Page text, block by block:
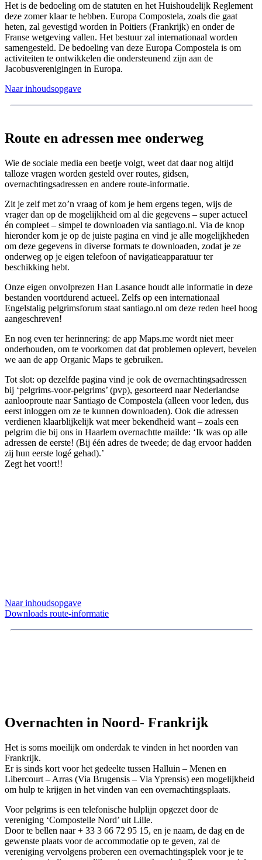
Het is de bedoeling om de statuten en het Huishoudelijk Reglement
deze zomer klaar te hebben. Europa Compostela, zoals die gaat
heten, zal gevestigd worden in Poitiers (Frankrijk) en onder de
Franse wetgeving vallen. Het bestuur zal internationaal worden
samengesteld. De bedoeling van deze Europa Compostela is om
activiteiten te ontwikkelen die ondersteunend zijn aan de
Jacobusverenigingen in Europa.
Naar inhoudsopgave
Route en adressen mee onderweg
Wie de sociale media een beetje volgt, weet dat daar nog altijd
talloze vragen worden gesteld over routes, gidsen,
overnachtingsadressen en andere route-informatie.
Zit je zelf met zo’n vraag of kom je hem ergens tegen, wijs de
vrager dan op de mogelijkheid om al die gegevens – super actueel
én compleet – simpel te downloaden via santiago.nl. Via de knop
hieronder kom je op de juiste pagina en vind je alle mogelijkheden
om deze gegevens in diverse formats te downloaden, zodat je ze
onderweg op je eigen telefoon of navigatieapparatuur ter
beschikking hebt.
Onze eigen onvolprezen Han Lasance houdt alle informatie in deze
bestanden voortdurend actueel. Zelfs op een internationaal
Engelstalig pelgrimsforum staat santiago.nl om deze reden heel hoog
aangeschreven!
En nog even ter herinnering: de app Maps.me wordt niet meer
onderhouden, om te voorkomen dat dat problemen oplevert, bevelen
we aan de app Organic Maps te gebruiken.
Tot slot: op dezelfde pagina vind je ook de overnachtingsadressen
bij ‘pelgrims-voor-pelgrims’ (pvp), gesorteerd naar Nederlandse
aanlooproute naar Santiago de Compostela (alleen voor leden, dus
eerst inloggen om ze te kunnen downloaden). Ook die adressen
verdienen klaarblijkelijk wat meer bekendheid want – zoals een
pelgrim die bij ons in Haarlem overnachtte mailde: ‘Ik was op alle
adressen de eerste! (Bij één adres de tweede; de dag ervoor hadden
zij hun eerste logé gehad).’
Zegt het voort!!
Naar inhoudsopgave
Downloads route-informatie
Overnachten in Noord- Frankrijk
Het is soms moeilijk om onderdak te vinden in het noorden van
Frankrijk.
Er is sinds kort voor het gedeelte tussen Halluin – Menen en
Libercourt – Arras (Via Brugensis – Via Yprensis) een mogelijkheid
om hulp te krijgen in het vinden van een overnachtingsplaats.
Voor pelgrims is een telefonische hulplijn opgezet door de
vereniging ‘Compostelle Nord’ uit Lille.
Door te bellen naar + 33 3 66 72 95 15, en je naam, de dag en de
gewenste plaats voor de accommodatie op te geven, zal de
vereniging vervolgens proberen een overnachtingsplek voor je te